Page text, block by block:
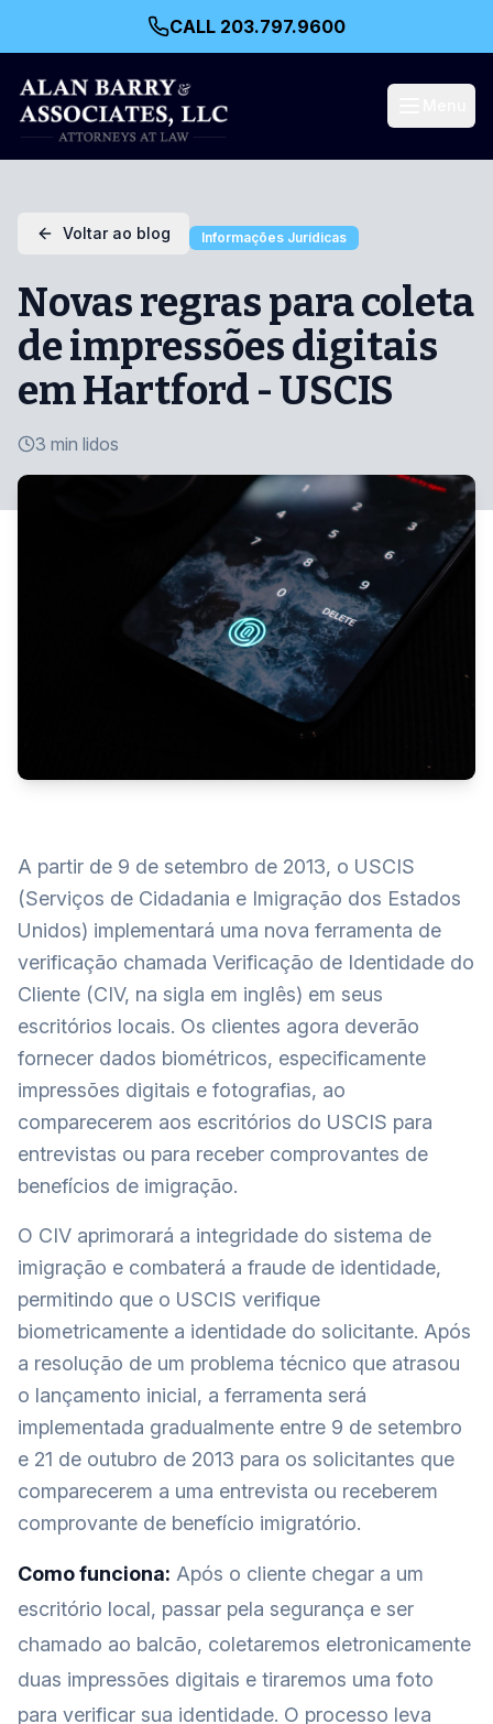
CALL 203.797.9600
Voltar ao blog Informações Jurídicas
Novas regras para coleta
de impressões digitais
em Hartford - USCIS
3 min lidos
A partir de 9 de setembro de 2013, o USCIS
(Serviços de Cidadania e Imigração dos Estados
Unidos) implementará uma nova ferramenta de
verificação chamada Verificação de Identidade do
Cliente (CIV, na sigla em inglês) em seus
escritórios locais. Os clientes agora deverão
fornecer dados biométricos, especificamente
impressões digitais e fotografias, ao
comparecerem aos escritórios do USCIS para
entrevistas ou para receber comprovantes de
benefícios de imigração.
O CIV aprimorará a integridade do sistema de
imigração e combaterá a fraude de identidade,
permitindo que o USCIS verifique
biometricamente a identidade do solicitante. Após
a resolução de um problema técnico que atrasou
o lançamento inicial, a ferramenta será
implementada gradualmente entre 9 de setembro
e 21 de outubro de 2013 para os solicitantes que
comparecerem a uma entrevista ou receberem
comprovante de benefício imigratório.
Como funciona: Após o cliente chegar a um
escritório local, passar pela segurança e ser
chamado ao balcão, coletaremos eletronicamente
duas impressões digitais e tiraremos uma foto
para verificar sua identidade. O processo leva